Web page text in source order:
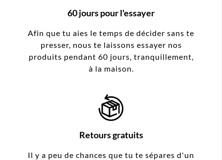
60 jours pour l'essayer
Afin que tu aies le temps de décider sans te
presser, nous te laissons essayer nos
produits pendant 60 jours, tranquillement,
à la maison.
Retours gratuits
Il y a peu de chances que tu te sépares d'un